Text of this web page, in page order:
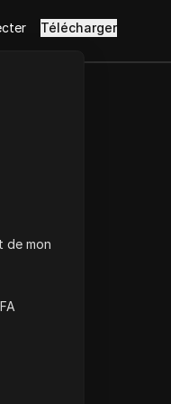
de mon
Télécharger